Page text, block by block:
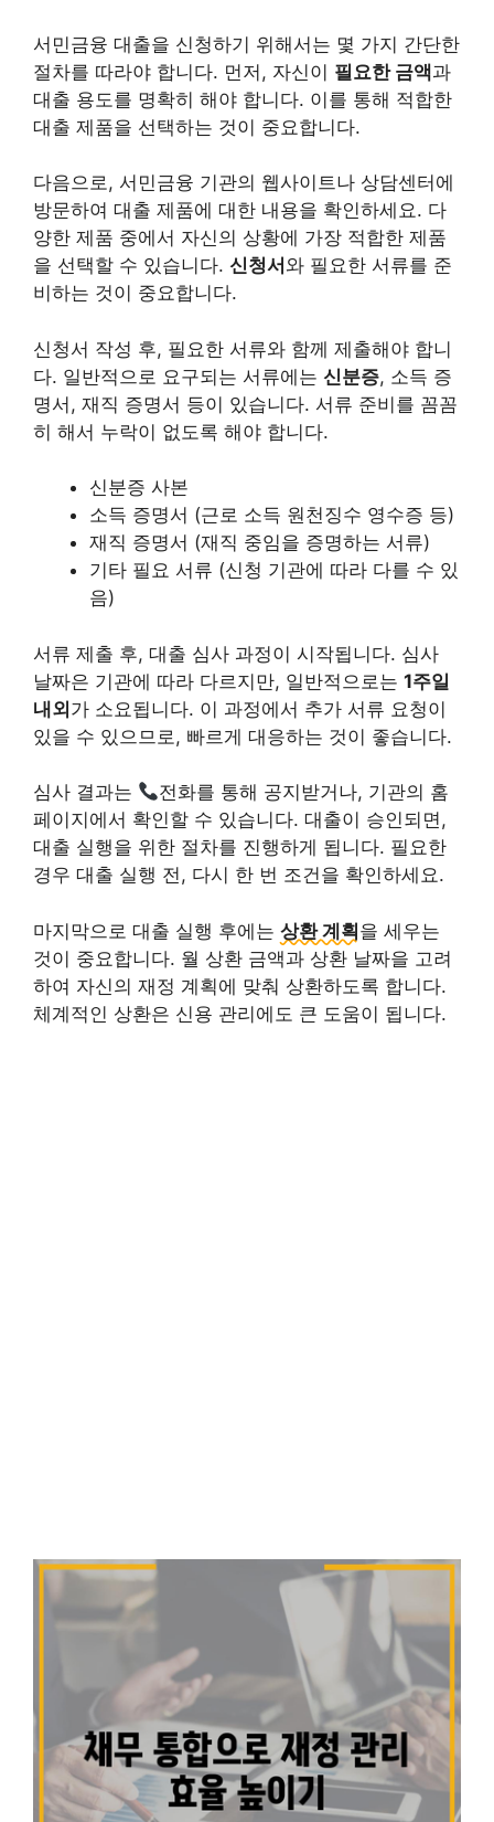
서민금융 대출을 신청하기 위해서는 몇 가지 간단한
절차를 따라야 합니다. 먼저, 자신이 필요한 금액과
대출 용도를 명확히 해야 합니다. 이를 통해 적합한
대출 제품을 선택하는 것이 중요합니다.
다음으로, 서민금융 기관의 웹사이트나 상담센터에
방문하여 대출 제품에 대한 내용을 확인하세요. 다
양한 제품 중에서 자신의 상황에 가장 적합한 제품
을 선택할 수 있습니다. 신청서 와 필요한 서류를 준
비하는 것이 중요합니다.
신청서 작성 후, 필요한 서류와 함께 제출해야 합니
다. 일반적으로 요구되는 서류에는 신분증, 소득 증
명서, 재직 증명서 등이 있습니다. 서류 준비를 꼼꼼
히 해서 누락이 없도록 해야 합니다.
신분증 사본
소득 증명서 (근로 소득 원천징수 영수증 등)
재직 증명서 (재직 중임을 증명하는 서류)
기타 필요 서류 (신청 기관에 따라 다를 수 있
음)
서류 제출 후, 대출 심사 과정이 시작됩니다. 심사
날짜은 기관에 따라 다르지만, 일반적으로는 1주일
내외가 소요됩니다. 이 과정에서 추가 서류 요청이
있을 수 있으므로, 빠르게 대응하는 것이 좋습니다.
심사 결과는
전화를 통해 공지받거나, 기관의 홈
페이지에서 확인할 수 있습니다. 대출이 승인되면,
대출 실행을 위한 절차를 진행하게 됩니다. 필요한
경우 대출 실행 전, 다시 한 번 조건을 확인하세요.
마지막으로 대출 실행 후에는 상환 계획을 세우는
것이 중요합니다. 월 상환 금액과 상환 날짜을 고려
하여 자신의 재정 계획에 맞춰 상환하도록 합니다.
체계적인 상환은 신용 관리에도 큰 도움이 됩니다.